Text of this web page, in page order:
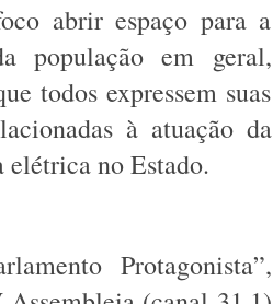
abrir espaço para a
população em geral,
todos expressem suas
à atuação da
elétrica no Estado.
Protagonista”,